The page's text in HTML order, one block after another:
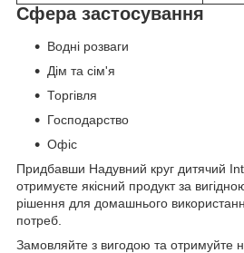
Сфера застосування
Водні розваги
Дім та сім'я
Торгівля
Господарство
Офіс
Придбавши Надувний круг дитячий
отримуєте якісний продукт за
рішення для домашнього
потреб.
Замовляйте з вигодою та отримуйте